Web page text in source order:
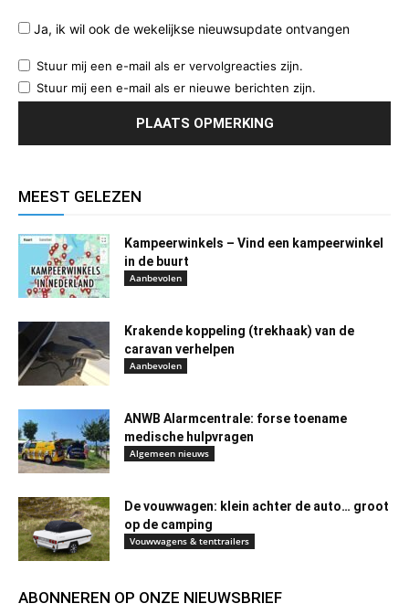
Ja, ik wil ook de wekelijkse nieuwsupdate ontvangen
Stuur mij een e-mail als er vervolgreacties zijn.
Stuur mij een e-mail als er nieuwe berichten zijn.
MEEST GELEZEN
Kampeerwinkels – Vind een kampeerwinkel
in de buurt
Aanbevolen
Krakende koppeling (trekhaak) van de
caravan verhelpen
Aanbevolen
ANWB Alarmcentrale: forse toename
medische hulpvragen
Algemeen nieuws
De vouwwagen: klein achter de auto… groot
op de camping
Vouwwagens & tenttrailers
ABONNEREN OP ONZE NIEUWSBRIEF